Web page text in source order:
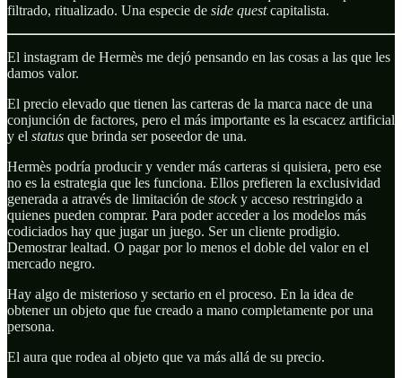
filtrado, ritualizado. Una especie de side questcapitalista.
El instagram de Hermès me dejó pensando en las cosas a las que les
damos valor.
El precio elevado que tienen las carteras de la marca nace de una
conjunción de factores, pero el más importante es la escacez artificial
y el status que brinda ser poseedor de una.
Hermès podría producir y vender más carteras si quisiera, pero ese
no es la estrategia que les funciona. Ellos prefieren la exclusividad
generada a através de limitación de stocky acceso restringido a
quienes pueden comprar. Para poder acceder a los modelos más
codiciados hay que jugar un juego. Ser un cliente prodigio.
Demostrar lealtad. O pagar por lo menos el doble del valor en el
mercado negro.
Hay algo de misterioso y sectario en el proceso. En la idea de
obtener un objeto que fue creado a mano completamente por una
persona.
El aura que rodea al objeto que va más allá de su precio.